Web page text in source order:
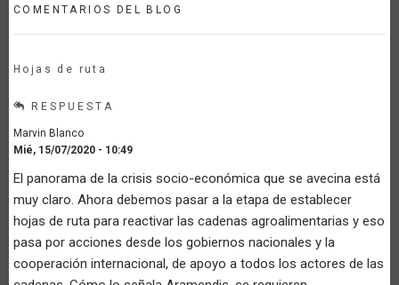
COMENTARIOS DEL BLOG
Hojas de ruta
RESPUESTA
Marvin Blanco
Mié, 15/07/2020 - 10:49
El panorama de la crisis socio-económica que se avecina está
muy claro. Ahora debemos pasar a la etapa de establecer
hojas de ruta para reactivar las cadenas agroalimentarias y eso
pasa por acciones desde los gobiernos nacionales y la
cooperación internacional, de apoyo a todos los actores de las